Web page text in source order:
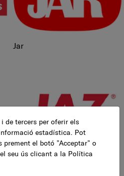
jar
jaz
de tercers per oferir els
estadística. Pot
el botó ”Acceptar” o
seu ús clicant a la Política